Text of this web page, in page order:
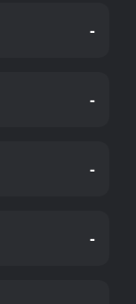
-
-
-
-